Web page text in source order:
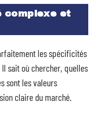
complexe et
les spécificités
sait où chercher, quelles
sont les valeurs
claire du marché.